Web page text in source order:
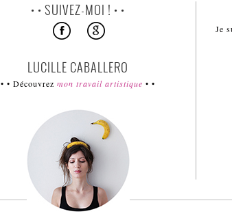
• • SUIVEZ-MOI ! • •
LUCILLE CABALLERO
• • Découvrez mon travail artistique • •
Je